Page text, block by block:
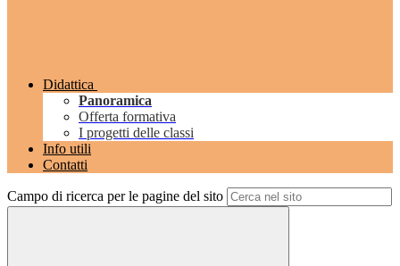
Didattica
Panoramica
Offerta formativa
I progetti delle classi
Info utili
Contatti
Campo di ricerca per le pagine del sito